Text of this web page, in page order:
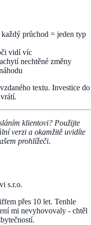
každý průchod = jeden typ
vidí víc
nechtěné změny
textu. Investice do
klientovi? Použijte
verzi a okamžitě uvidíte
prohlížeči.
s.r.o.
přes 10 let. Tenhle
mi nevyhovovaly - chtěl